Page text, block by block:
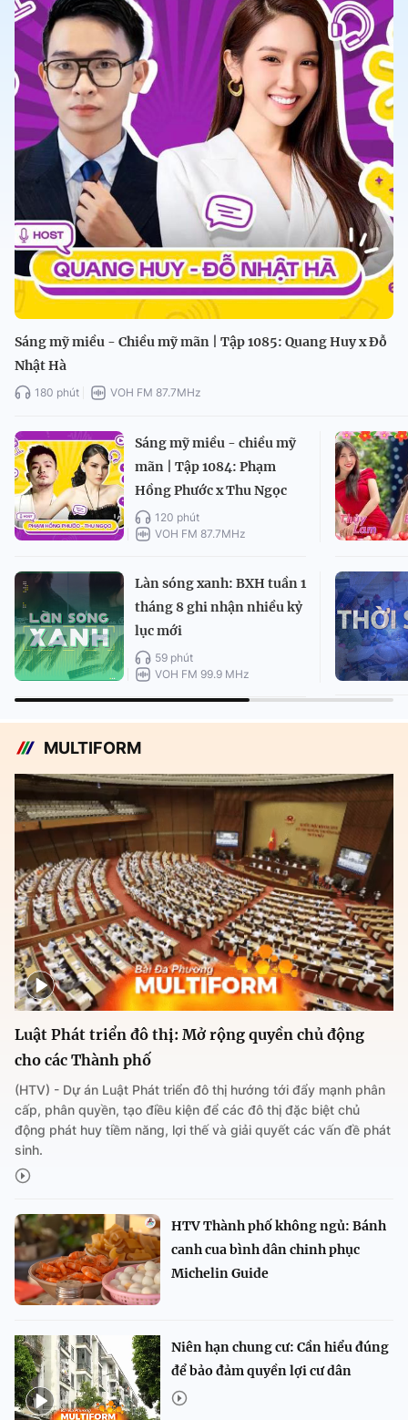
Sáng mỹ miều - Chiều mỹ mãn | Tập 1085: Quang Huy x Đỗ
Nhật Hà
180 phút VOH FM 87.7MHz
Sáng mỹ miều - chiều mỹ
mãn | Tập 1084: Phạm
Hồng Phước x Thu Ngọc
120 phút
VOH FM 87.7MHz
Làn sóng xanh: BXH tuần 1
tháng 8 ghi nhận nhiều kỷ
lục mới
59 phút
VOH FM 99.9 MHz
MULTIFORM
Luật Phát triển đô thị: Mở rộng quyền chủ động
cho các Thành phố
(HTV) - Dự án Luật Phát triển đô thị hướng tới đẩy mạnh phân
cấp, phân quyền, tạo điều kiện để các đô thị đặc biệt chủ
động phát huy tiềm năng, lợi thế và giải quyết các vấn đề phát
sinh.
HTV Thành phố không ngủ: Bánh
canh cua bình dân chinh phục
Michelin Guide
Niên hạn chung cư: Cần hiểu đúng
để bảo đảm quyền lợi cư dân